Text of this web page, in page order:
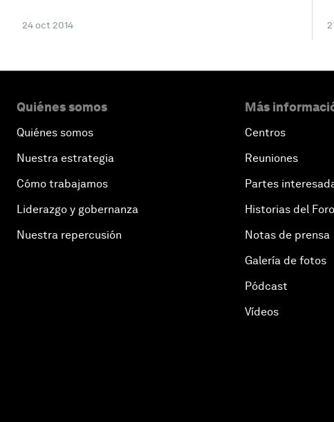
24 oct 2014
Quiénes somos
Quiénes somos
Nuestra estrategia
Cómo trabajamos
Liderazgo y gobernanza
Nuestra repercusión
Más
Centros
Reuniones
Partes
Historias del Foro
Notas de prensa
Galería de fotos
Pódcast
Vídeos